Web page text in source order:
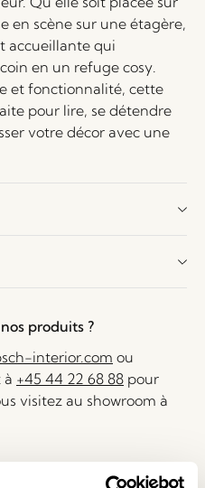
en scène sur une étagère,
accueillante qui
en un refuge cosy.
et fonctionnalité, cette
pour lire, se détendre
votre décor avec une
produits ?
interior.com ou
à +45 44 22 68 88 pour
visitez au showroom à